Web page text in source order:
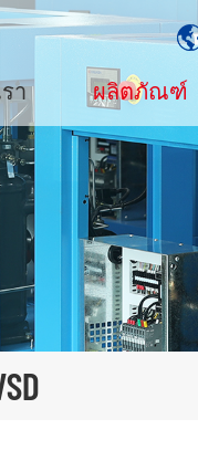
า ผลิตภัณฑ์